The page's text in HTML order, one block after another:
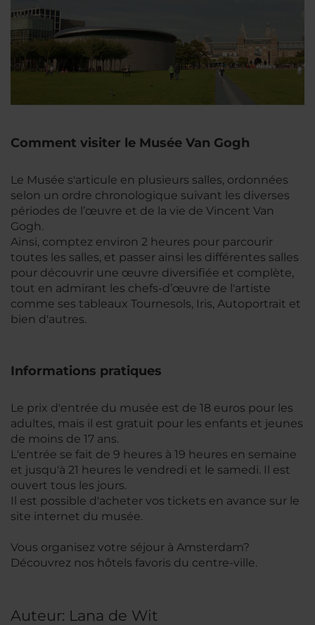
Comment visiter le Musée Van Gogh
Le Musée s'articule en plusieurs salles, ordonnées
selon un ordre chronologique suivant les diverses
périodes de l’œuvre et de la vie de Vincent Van
Gogh.
Ainsi, comptez environ 2 heures pour parcourir
toutes les salles, et passer ainsi les différentes salles
pour découvrir une œuvre diversifiée et complète,
tout en admirant les chefs-d’œuvre de l'artiste
comme ses tableaux Tournesols, Iris, Autoportrait et
bien d'autres.
Informations pratiques
Le prix d'entrée du musée est de 18 euros pour les
adultes, mais il est gratuit pour les enfants et jeunes
de moins de 17 ans.
L'entrée se fait de 9 heures à 19 heures en semaine
et jusqu'à 21 heures le vendredi et le samedi. Il est
ouvert tous les jours.
Il est possible d'acheter vos tickets en avance sur le
site internet du musée.
Vous organisez votre séjour à Amsterdam?
Découvrez nos hôtels favoris du centre-ville.
Auteur: Lana de Wit